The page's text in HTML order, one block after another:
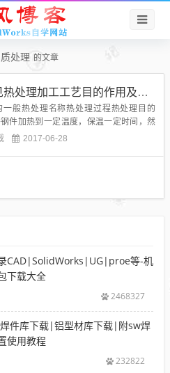
处理 的文章
钢材常见热处理加工工艺目的作用及解释
一般热处理名称热处理过程热处理目的
件加热到一定温度，保温一定时间，然
室温①降低钢的硬度，提高塑性，以利
2017-06-28
CAD|SolidWorks|UG|proe等-机
下载大全
2468327
件库下载|铝型材库下载|附sw焊
使用教程
232822